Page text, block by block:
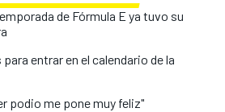
de Fórmula E ya tuvo su
entrar en el calendario de la
podio me pone muy feliz"